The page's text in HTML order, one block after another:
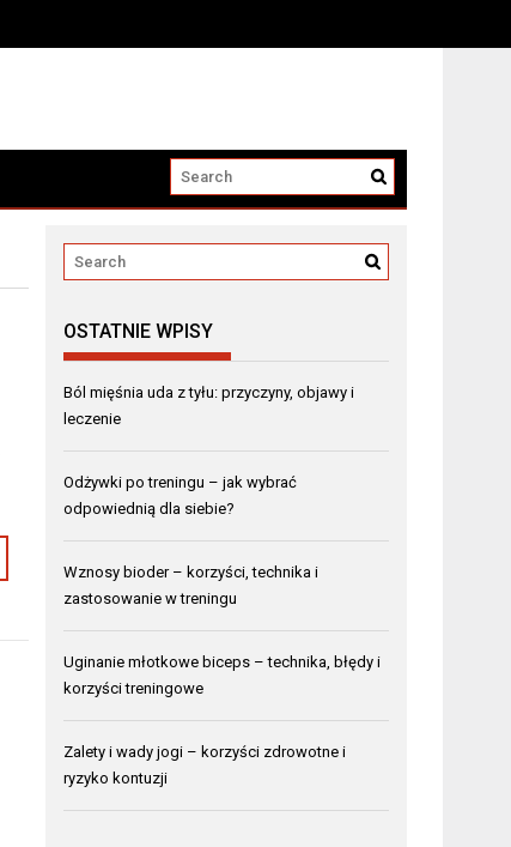
OSTATNIE WPISY
Ból mięśnia uda z tyłu: przyczyny, objawy i
leczenie
Odżywki po treningu – jak wybrać
odpowiednią dla siebie?
Wznosy bioder – korzyści, technika i
zastosowanie w treningu
Uginanie młotkowe biceps – technika, błędy i
korzyści treningowe
Zalety i wady jogi – korzyści zdrowotne i
ryzyko kontuzji